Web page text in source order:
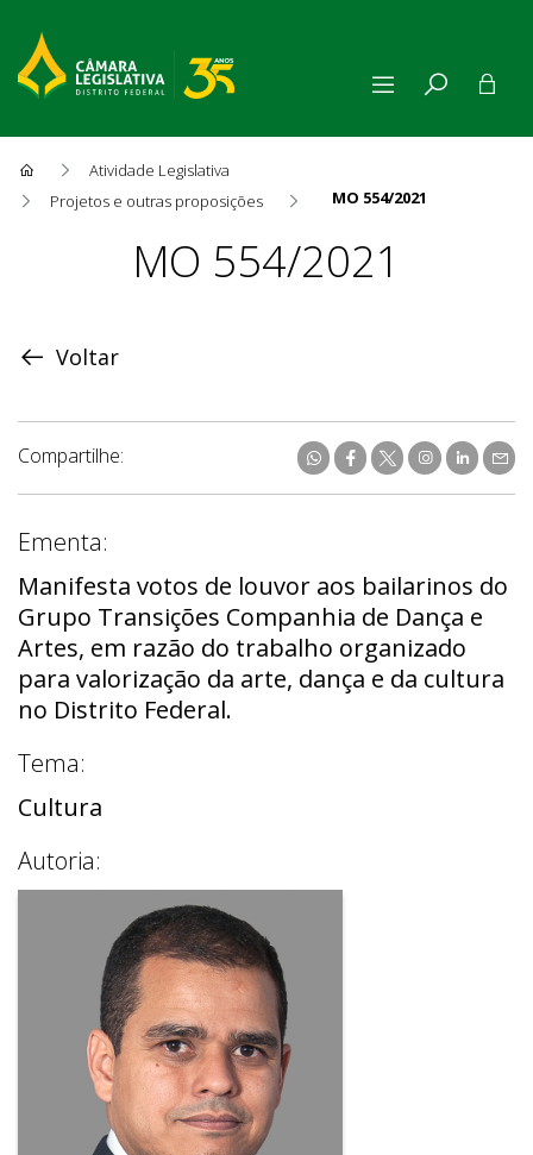
Atividade Legislativa
Projetos e outras proposições
MO 554/2021
ProposiçãoMO 554/2021
Voltar
Compartilhe:
Ementa:
Manifesta votos de louvor aos bailarinos do
Grupo Transições Companhia de Dança e
Artes, em razão do trabalho organizado
para valorização da arte, dança e da cultura
no Distrito Federal.
Tema:
Cultura
Autoria: